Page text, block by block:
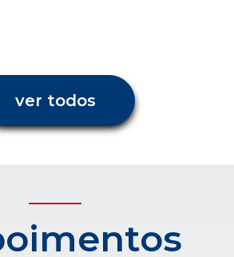
com transparência e
confiança